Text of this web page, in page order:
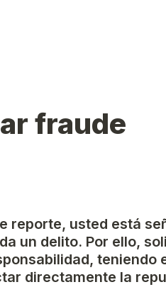
fraude
reporte, usted está
un delito. Por ello,
teniendo
directamente la